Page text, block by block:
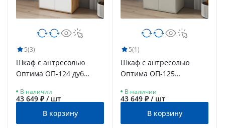
5(3)
Шкаф с антресолью
Оптима ОП-124 дуб
В наличии
43 649 ₽ / шт
В корзину
5(1)
Шкаф с антресолью
Оптима ОП-125
В наличии
43 649 ₽ / шт
В корзину